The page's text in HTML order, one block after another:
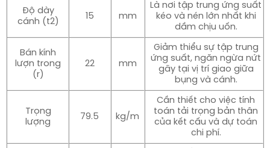
Độ dày
cánh (t2)
15 mm
Là nơi tập trung ứng suất
kéo và nén lớn nhất khi
dầm chịu uốn.
Bán kính
lượn trong
(r)
22 mm
Giảm thiểu sự tập trung
ứng suất, ngăn ngừa nứt
gãy tại vị trí giao giữa
bụng và cánh.
Trọng
lượng
79.5 kg/m
Cần thiết cho việc tính
toán tải trọng bản thân
của kết cấu và dự toán
chi phí.